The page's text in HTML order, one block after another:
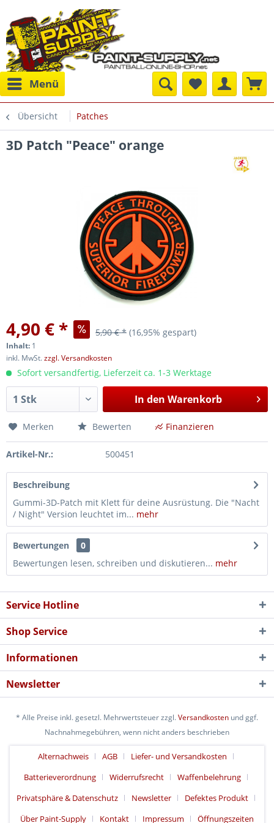
Menü
Übersicht Patches
3D Patch "Peace" orange
4,90 € * 5,90 € * (16,95% gespart)
Inhalt: 1
inkl. MwSt.zzgl. Versandkosten
Sofort versandfertig, Lieferzeit ca. 1-3 Werktage
In den Warenkorb
Merken Bewerten Finanzieren
Artikel-Nr.: 500451
Beschreibung
Gummi-3D-Patch mit Klett für deine Ausrüstung. Die "Nacht
/ Night" Version leuchtet im... mehr
Bewertungen
0
Bewertungen lesen, schreiben und diskutieren... mehr
Service Hotline
Shop Service
Informationen
Newsletter
* Alle Preise inkl. gesetzl. Mehrwertsteuer zzgl.Versandkosten und ggf.
Nachnahmegebühren, wenn nicht anders beschrieben
Alternachweis AGB
Liefer- und Versandkosten
Batterieverordnung
Widerrufsrecht
Waffenbelehrung
Privatsphäre & Datenschutz
Newsletter
Defektes Produkt
Über Paint-Supply
Kontakt Impressum Öffnungszeiten